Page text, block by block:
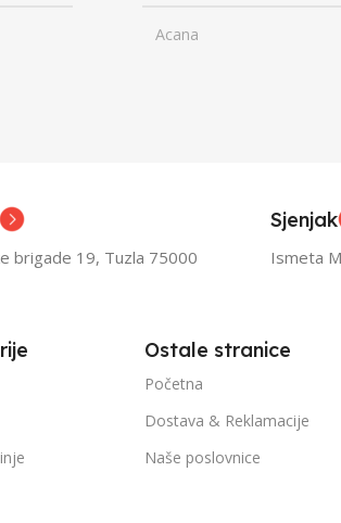
Acana
FILTRIRAJ PO TEŽINI
brigade 19, Tuzla 75000
Sjenjak
Ismeta
Ostale stranice
Početna
Dostava & Reklamacije
Naše poslovnice